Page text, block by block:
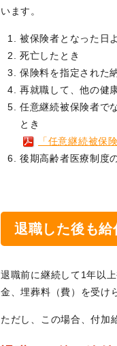
います。
被保険者となった日
死亡したとき
保険料を指定された
再就職して、他の健
任意継続被保険者で
とき
「任意継続被保
後期高齢者医療制度
退職した後も
退職前に継続して1年以
金、埋葬料（費）を受け
ただし、この場合、付加